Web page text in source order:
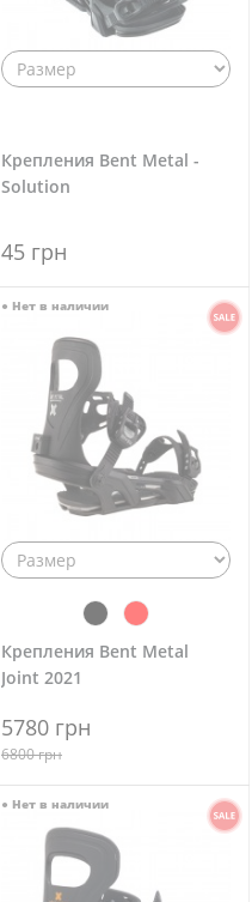
Крепления Bent Metal -
Solution
45 грн
● Нет в наличии
Крепления Bent Metal
Joint 2021
5780 грн
6800 грн
● Нет в наличии